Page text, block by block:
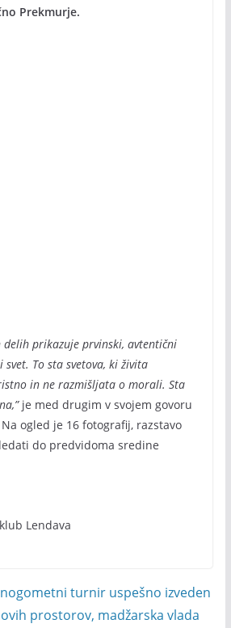
Prekmurje.
delih prikazuje prvinski, avtentični
To sta svetova, ki živita
in ne razmišljata o morali. Sta
je med drugim v svojem govoru
ogled je 16 fotografij, razstavo
do predvidoma sredine
Lendava
turnir uspešno izveden
prostorov, madžarska vlada